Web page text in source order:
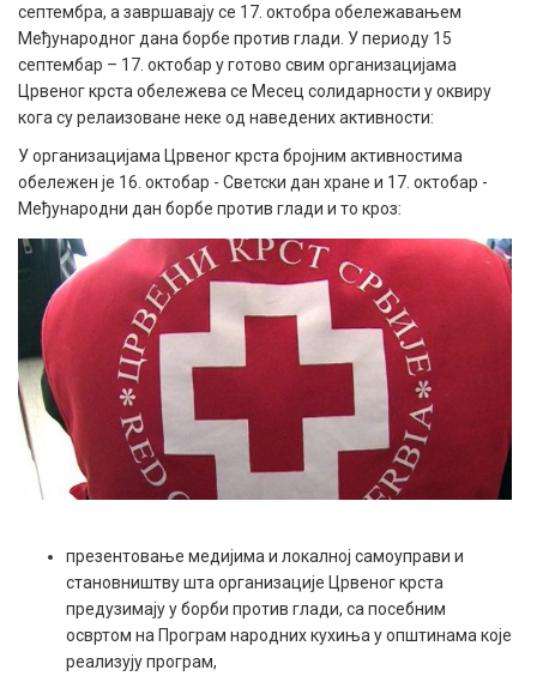
септембра, а завршавају се 17. октобра обележавањем
Међународног дана борбе против глади. У периоду 15
септембар – 17. октобар у готово свим организацијама
Црвеног крста обележева се Месец солидарности у оквиру
кога су релаизоване неке од наведених активности:
У организацијама Црвеног крста бројним активностима
обележен је 16. октобар - Светски дан хране и 17. октобар -
Међународни дан борбе против глади и то кроз:
презентовање медијима и локалној самоуправи и
становништву шта организације Црвеног крста
предузимају у борби против глади, са посебним
освртом на Програм народних кухиња у општинама које
реализују програм,